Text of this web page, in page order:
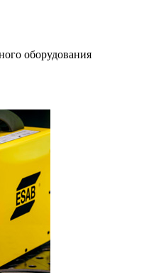
оборудования